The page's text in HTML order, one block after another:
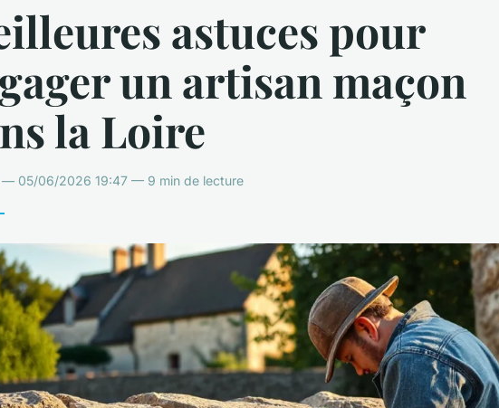
astuces pour
un artisan maçon
la Loire
— 05/06/2026 19:47 — 9 min de lecture